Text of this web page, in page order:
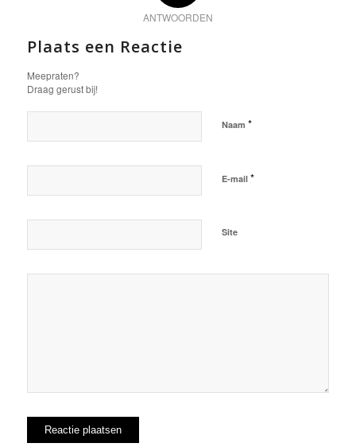
ANTWOORDEN
Plaats een Reactie
Meepraten?
Draag gerust bij!
Naam *
E-mail *
Site